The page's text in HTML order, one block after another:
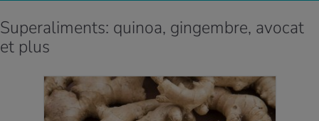
Superaliments: quinoa, gingembre, avocat
et plus